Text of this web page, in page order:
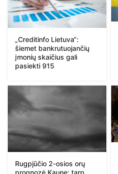
„Creditinfo Lietuva“:
šiemet bankrutuojančių
įmonių skaičius gali
pasiekti 915
Rugpjūčio 2-osios orų
prognozė Kaune: tarp